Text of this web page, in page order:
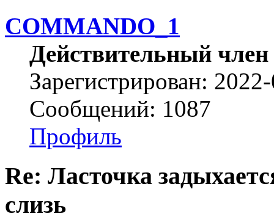
COMMANDO_1
Действительный член
Зарегистрирован:
Сообщений: 1087
Профиль
Re: Ласточка
слизь